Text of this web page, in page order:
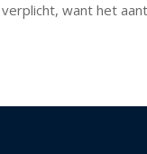
want het